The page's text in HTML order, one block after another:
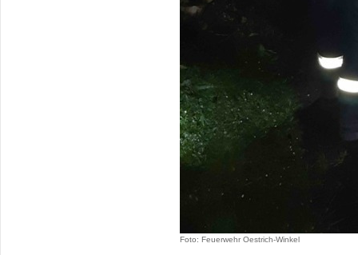
Foto: Feuerwehr Oestrich-Winkel